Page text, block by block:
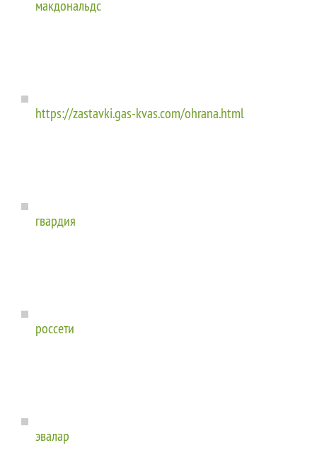
макдональдс
https://zastavki.gas-kvas.com/ohrana.html
гвардия
россети
эвалар